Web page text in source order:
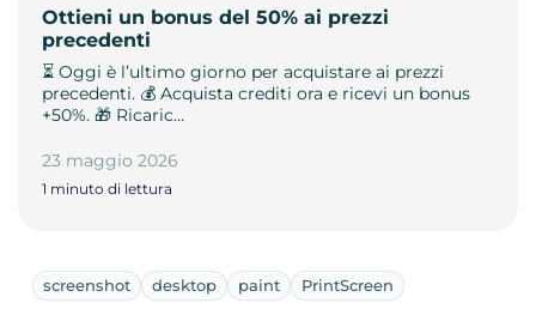
Ottieni un bonus del 50% ai prezzi
precedenti
⏳ Oggi è l’ultimo giorno per acquistare ai prezzi
precedenti. 💰 Acquista crediti ora e ricevi un bonus
+50%. 🎁 Ricaric…
23 maggio 2026
1 minuto di lettura
screenshot desktop paint PrintScreen